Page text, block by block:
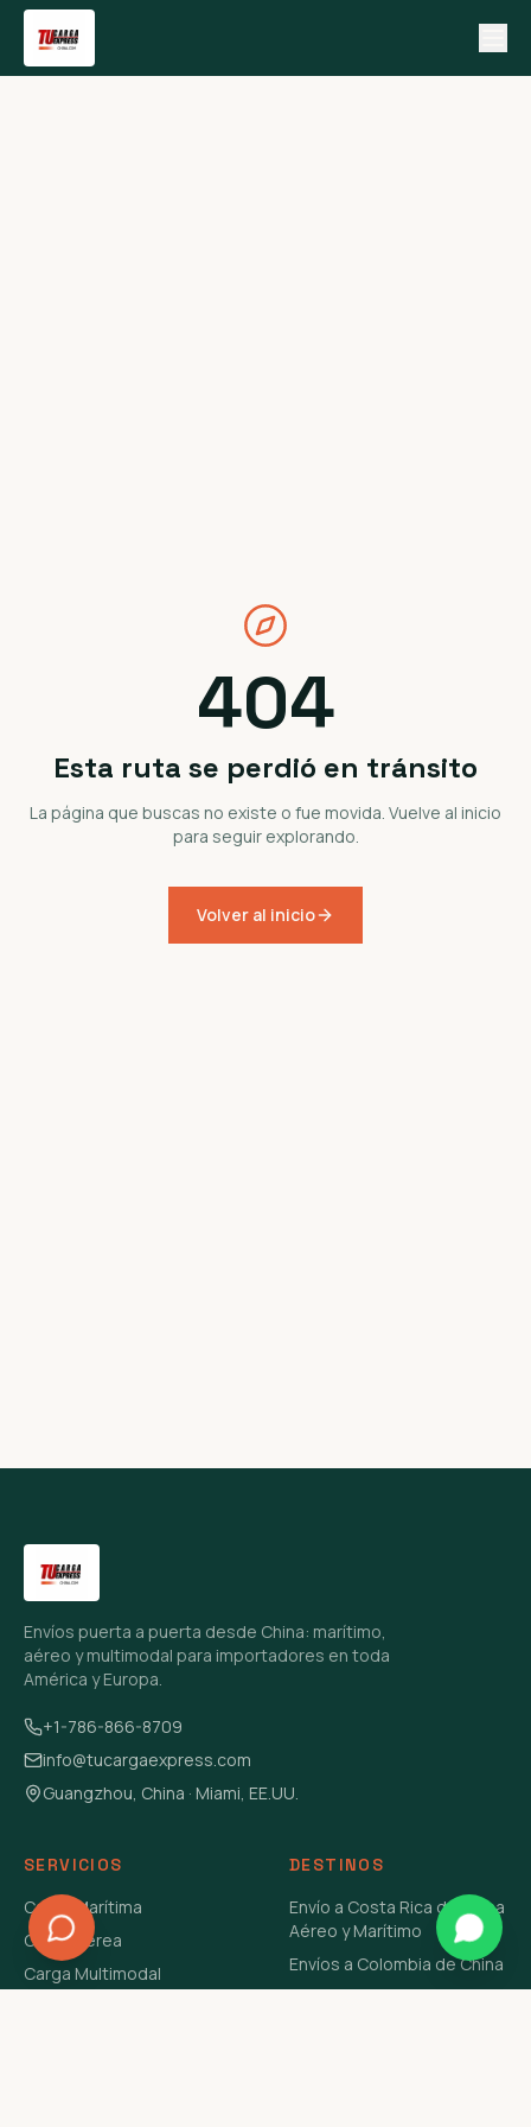
404
Esta ruta se perdió en tránsito
La página que buscas no existe o fue movida. Vuelve al inicio
para seguir explorando.
Volver al inicio
Envíos puerta a puerta desde China: marítimo,
aéreo y multimodal para importadores en toda
América y Europa.
+1-786-866-8709
info@tucargaexpress.com
Guangzhou, China · Miami, EE.UU.
SERVICIOS
Carga Marítima
Carga Aérea
Carga Multimodal
DESTINOS
Envío a Costa Rica de China
Aéreo y Marítimo
Envíos a Colombia de China